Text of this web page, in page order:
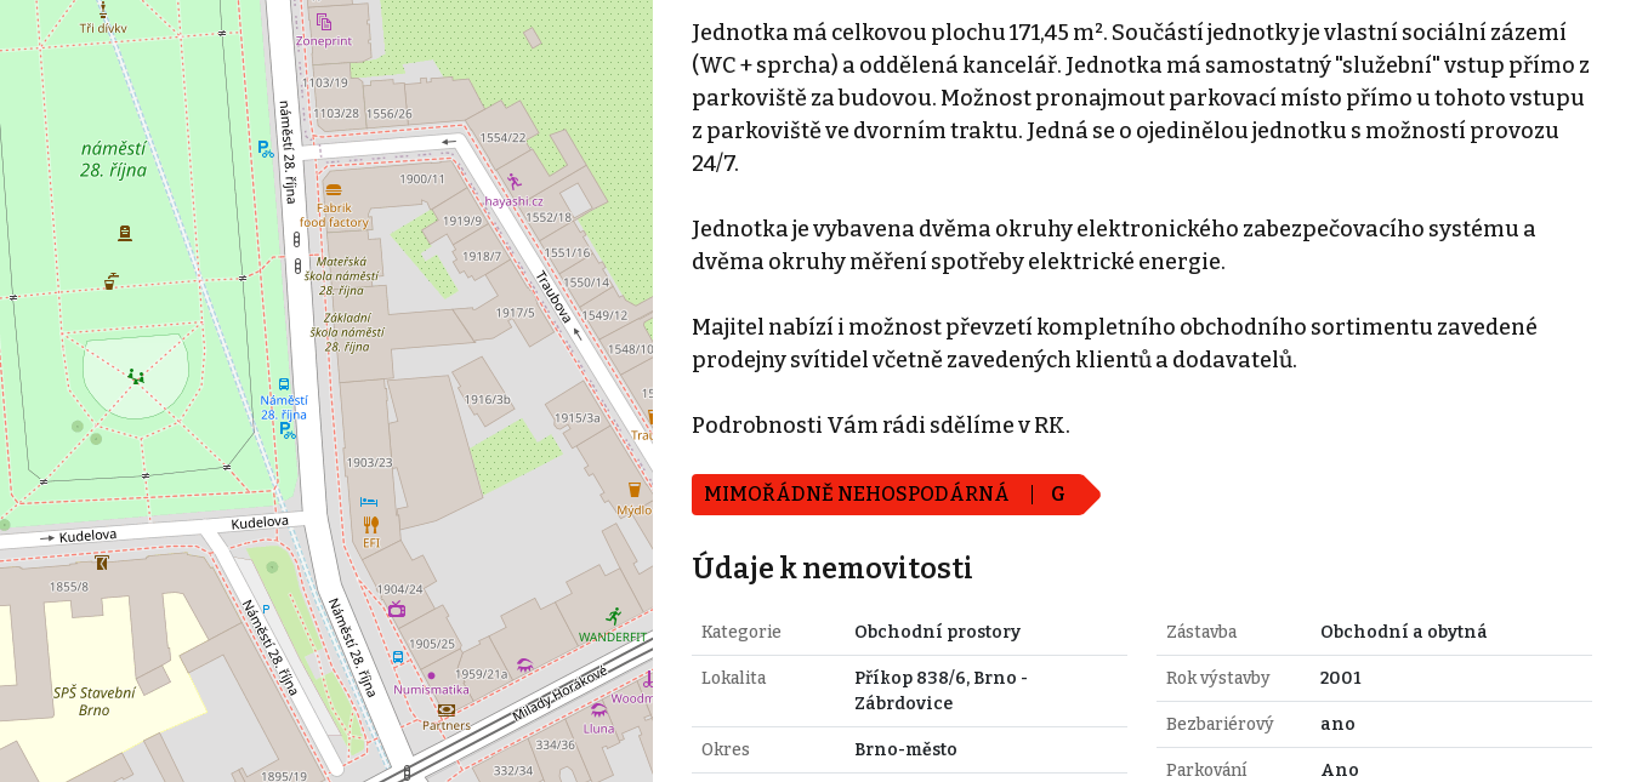
Jednotka má celkovou plochu 171,45 m². Součástí jednotky je vlastní sociální zázemí
(WC + sprcha) a oddělená kancelář. Jednotka má samostatný "služební" vstup přímo z
parkoviště za budovou. Možnost pronajmout parkovací místo přímo u tohoto vstupu
z parkoviště ve dvorním traktu. Jedná se o ojedinělou jednotku s možností provozu
24/7.
Jednotka je vybavena dvěma okruhy elektronického zabezpečovacího systému a
dvěma okruhy měření spotřeby elektrické energie.
Majitel nabízí i možnost převzetí kompletního obchodního sortimentu zavedené
prodejny svítidel včetně zavedených klientů a dodavatelů.
Podrobnosti Vám rádi sdělíme v RK.
MIMOŘÁDNĚ NEHOSPODÁRNÁ G
Údaje k nemovitosti
Kategorie Obchodní prostory
Lokalita
Příkop 838/6, Brno -
Zábrdovice
Okres Brno-město
Zástavba Obchodní a obytná
Rok výstavby 2001
Bezbariérový ano
Parkování Ano